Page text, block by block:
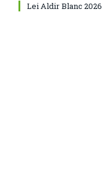
Lei Aldir Blanc 2026